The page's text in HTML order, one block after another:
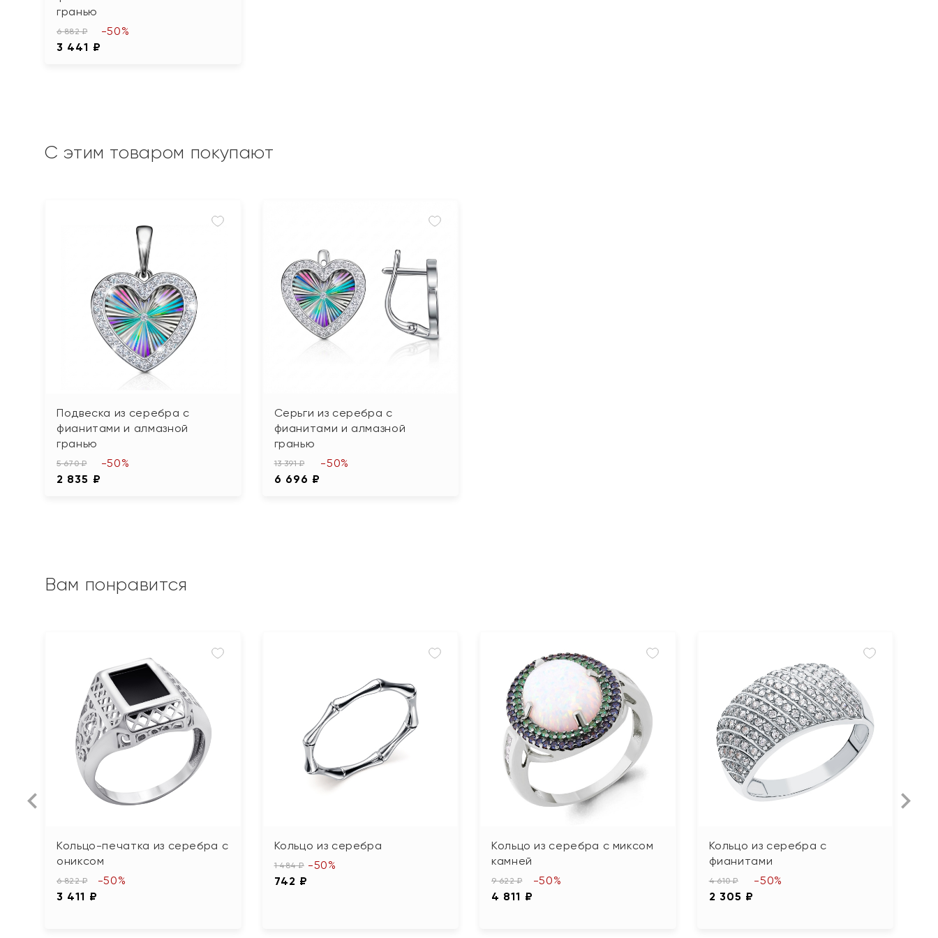
гранью
6 882 ₽
3 441 ₽
-50%
С этим товаром покупают
Подвеска из серебра с
фианитами и алмазной
гранью
5 670 ₽
2 835 ₽
-50%
Серьги из серебра с
фианитами и алмазной
гранью
13 391 ₽
6 696 ₽
-50%
Вам понравится
Кольцо-печатка из серебра с
ониксом
6 822 ₽
3 411 ₽
-50%
Кольцо из серебра
1 484 ₽
742 ₽
-50%
Кольцо из серебра с миксом
камней
9 622 ₽
4 811 ₽
-50%
Кольцо из серебра с
фианитами
4 610 ₽
2 305 ₽
-50%